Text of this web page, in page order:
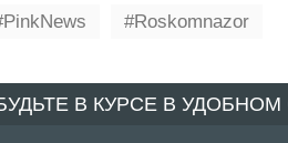
PinkNews Roskomnazor
В КУРСЕ В